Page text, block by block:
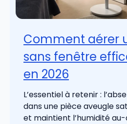
Comment aérer
sans fenêtre
en 2026
L’essentiel à retenir :
dans une pièce aveugle
et maintient l’humidité au-